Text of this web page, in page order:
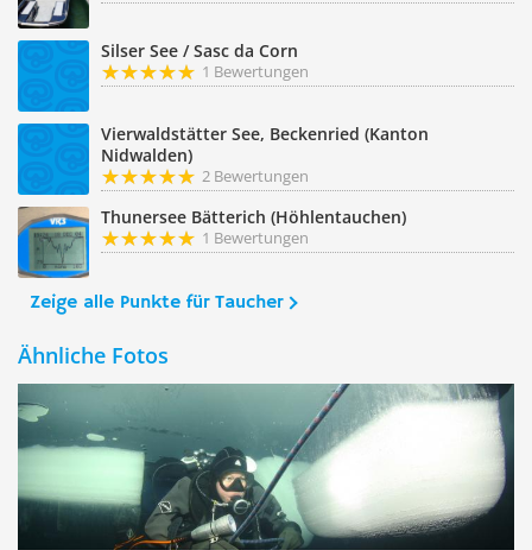
Silser See / Sasc da Corn
1 Bewertungen
Vierwaldstätter See, Beckenried (Kanton
Nidwalden)
2 Bewertungen
Thunersee Bätterich (Höhlentauchen)
1 Bewertungen
Zeige alle Punkte für Taucher
Ähnliche Fotos